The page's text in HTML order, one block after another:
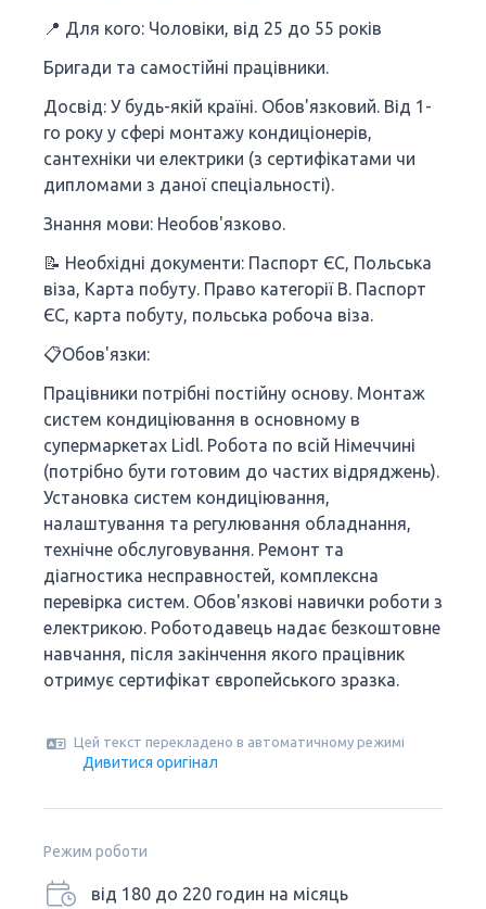
📍 Для кого: Чоловіки, від 25 до 55 років
Бригади та самостійні працівники.
Досвід: У будь-якій країні. Обов'язковий. Від 1-
го року у сфері монтажу кондиціонерів,
сантехніки чи електрики (з сертифікатами чи
дипломами з даної спеціальності).
Знання мови: Необов'язково.
📝 Необхідні документи: Паспорт ЄС, Польська
віза, Карта побуту. Право категорії В. Паспорт
ЄС, карта побуту, польська робоча віза.
📋Обов'язки:
Працівники потрібні постійну основу. Монтаж
систем кондиціювання в основному в
супермаркетах Lidl. Робота по всій Німеччині
(потрібно бути готовим до частих відряджень).
Установка систем кондиціювання,
налаштування та регулювання обладнання,
технічне обслуговування. Ремонт та
діагностика несправностей, комплексна
перевірка систем. Обов'язкові навички роботи з
електрикою. Роботодавець надає безкоштовне
навчання, після закінчення якого працівник
отримує сертифікат європейського зразка.
Цей текст перекладено в автоматичному режимі
Дивитися оригінал
Режим роботи
від 180 до 220 годин на місяць